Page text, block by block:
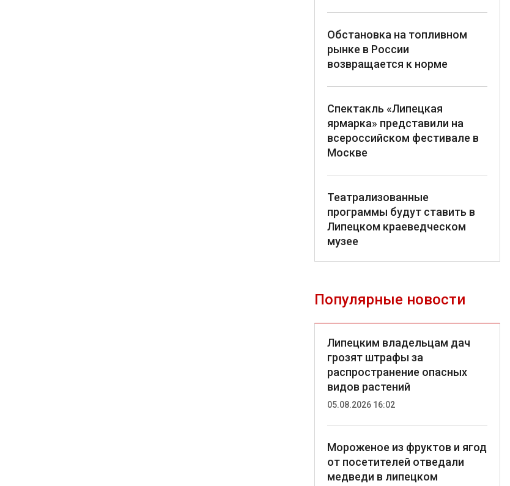
Обстановка на топливном
рынке в России
возвращается к норме
Спектакль «Липецкая
ярмарка» представили на
всероссийском фестивале в
Москве
Театрализованные
программы будут ставить в
Липецком краеведческом
музее
Популярные новости
Липецким владельцам дач
грозят штрафы за
распространение опасных
видов растений
05.08.2026 16:02
Мороженое из фруктов и ягод
от посетителей отведали
медведи в липецком